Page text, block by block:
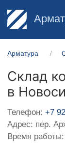
Арматура
Склад
в
Телефон: +7
Адрес: пер.
Время